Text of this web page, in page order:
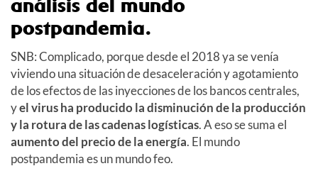
análisis del mundo
postpandemia.
SNB: Complicado, porque desde el 2018 ya se venía
viviendo una situación de desaceleración y agotamiento
de los efectos de las inyecciones de los bancos centrales,
yel virus ha producido la disminución de la producción
y la rotura de las cadenas logísticas. A eso se suma el
aumento del precio de la energía. El mundo
postpandemia es un mundo feo.